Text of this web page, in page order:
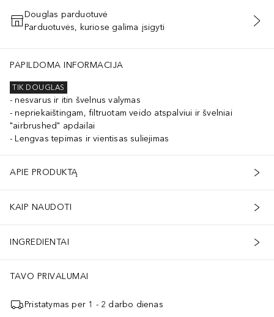
PRIDĖTI Į KREPŠELĮ
Douglas parduotuvė
Parduotuvės, kuriose galima įsigyti
PAPILDOMA INFORMACIJA
TIK DOUGLAS
nesvarus ir itin švelnus valymas
nepriekaištingam, filtruotam veido atspalviui ir švelniai
"airbrushed" apdailai
Lengvas tepimas ir vientisas suliejimas
APIE PRODUKTĄ
KAIP NAUDOTI
INGREDIENTAI
TAVO PRIVALUMAI
Pristatymas per 1 - 2 darbo dienas